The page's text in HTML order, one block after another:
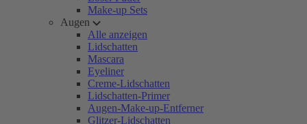
Make-up Sets
Augen
Alle anzeigen
Lidschatten
Mascara
Eyeliner
Creme-Lidschatten
Lidschatten-Primer
Augen-Make-up-Entferner
Glitzer-Lidschatten